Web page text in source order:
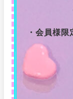
・会員様